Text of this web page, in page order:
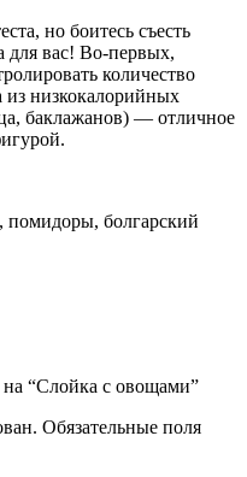
но боитесь съесть
для вас! Во-первых,
количество
из низкокалорийных
баклажанов) — отличное
помидоры, болгарский
на “Слойка с овощами”
Обязательные поля